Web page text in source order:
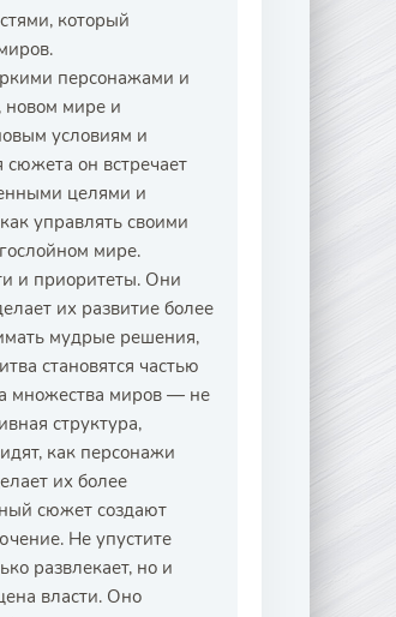
который
персонажами и
новом мире и
условиям и
он встречает
целями и
управлять своими
мире.
и приоритеты. Они
их развитие более
мудрые решения,
становятся частью
множества миров — не
структура,
как персонажи
их более
сюжет создают
Не упустите
развлекает, но и
власти. Оно